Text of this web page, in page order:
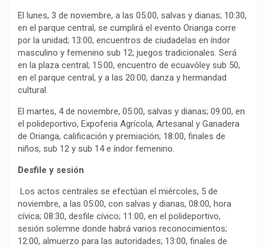
El lunes, 3 de noviembre, a las 05:00, salvas y dianas; 10:30,
en el parque central, se cumplirá el evento Orianga corre
por la unidad; 13:00, encuentros de ciudadelas en índor
masculino y femenino sub 12; juegos tradicionales. Será
en la plaza central; 15:00, encuentro de ecuavóley sub 50,
en el parque central, y a las 20:00, danza y hermandad
cultural.
El martes, 4 de noviembre, 05:00, salvas y dianas; 09:00, en
el polideportivo, Expoferia Agrícola, Artesanal y Ganadera
de Orianga, calificación y premiación; 18:00, finales de
niños, sub 12 y sub 14 e índor femenino.
Desfile y sesión
Los actos centrales se efectúan el miércoles, 5 de
noviembre, a las 05:00, con salvas y dianas, 08:00, hora
cívica; 08:30, desfile cívico; 11:00, en el polideportivo,
sesión solemne donde habrá varios reconocimientos;
12:00, almuerzo para las autoridades; 13:00, finales de